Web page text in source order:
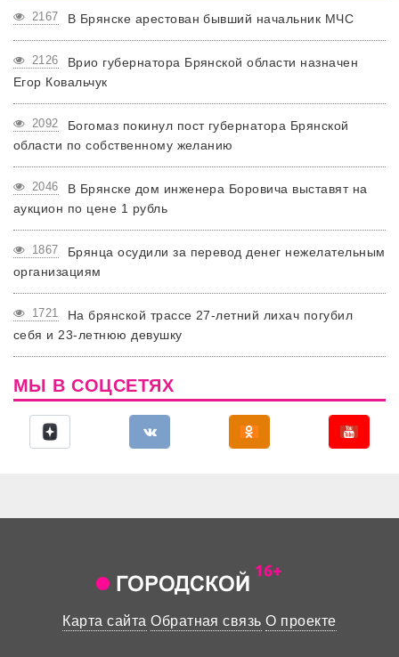
2167 В Брянске арестован бывший начальник МЧС
2126
Врио губернатора Брянской области назначен
Егор Ковальчук
2092
Богомаз покинул пост губернатора Брянской
области по собственному желанию
2046
В Брянске дом инженера Боровича выставят на
аукцион по цене 1 рубль
1867
Брянца осудили за перевод денег нежелательным
организациям
1721
На брянской трассе 27-летний лихач погубил
себя и 23-летнюю девушку
МЫ В СОЦСЕТЯХ
Карта сайта Обратная связь О проекте